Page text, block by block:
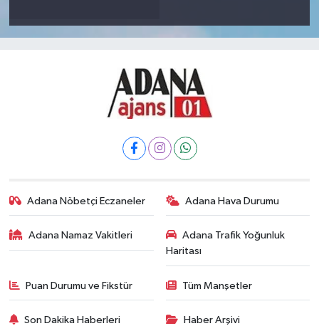
Adana Nöbetçi Eczaneler Adana Hava Durumu
Adana Namaz Vakitleri
Adana Trafik Yoğunluk
Haritası
Puan Durumu ve Fikstür Tüm Manşetler
Son Dakika Haberleri Haber Arşivi